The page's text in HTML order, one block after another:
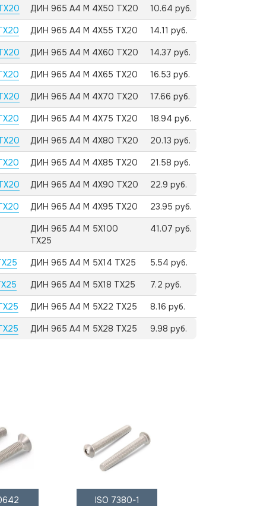
ДИН 965 А4 M 4X50 TX20 10.64 руб.
ДИН 965 А4 M 4X55 TX20 14.11 руб.
ДИН 965 А4 M 4X60 TX20 14.37 руб.
ДИН 965 А4 M 4X65 TX20 16.53 руб.
ДИН 965 А4 M 4X70 TX20 17.66 руб.
ДИН 965 А4 M 4X75 TX20 18.94 руб.
ДИН 965 А4 M 4X80 TX20 20.13 руб.
ДИН 965 А4 M 4X85 TX20 21.58 руб.
ДИН 965 А4 M 4X90 TX20 22.9 руб.
ДИН 965 А4 M 4X95 TX20 23.95 руб.
ДИН 965 А4 M 5X100
TX25
41.07 руб.
ДИН 965 А4 M 5X14 TX25 5.54 руб.
ДИН 965 А4 M 5X18 TX25 7.2 руб.
ДИН 965 А4 M 5X22 TX25 8.16 руб.
ДИН 965 А4 M 5X28 TX25 9.98 руб.
ISO 7380-1